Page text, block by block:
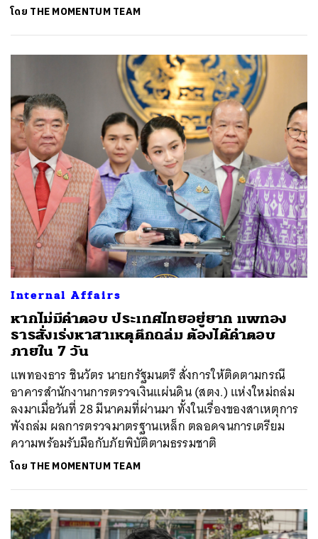
โดย THE MOMENTUM TEAM
Internal Affairs
หากไม่มีคำตอบ ประเทศไทยอยู่ยาก แพทอง
ธารสั่งเร่งหาสาเหตุตึกถล่ม ต้องได้คำตอบ
ภายใน 7 วัน
แพทองธาร ชินวัตร นายกรัฐมนตรี สั่งการให้ติดตามกรณี
อาคารสำนักงานการตรวจเงินแผ่นดิน (สตง.) แห่งใหม่ถล่ม
ลงมาเมื่อวันที่ 28 มีนาคมที่ผ่านมา ทั้งในเรื่องของสาเหตุการ
พังถล่ม ผลการตรวจมาตรฐานเหล็ก ตลอดจนการเตรียม
ความพร้อมรับมือกับภัยพิบัติตามธรรมชาติ
โดย THE MOMENTUM TEAM
ค้นหา
SHARE TWEET